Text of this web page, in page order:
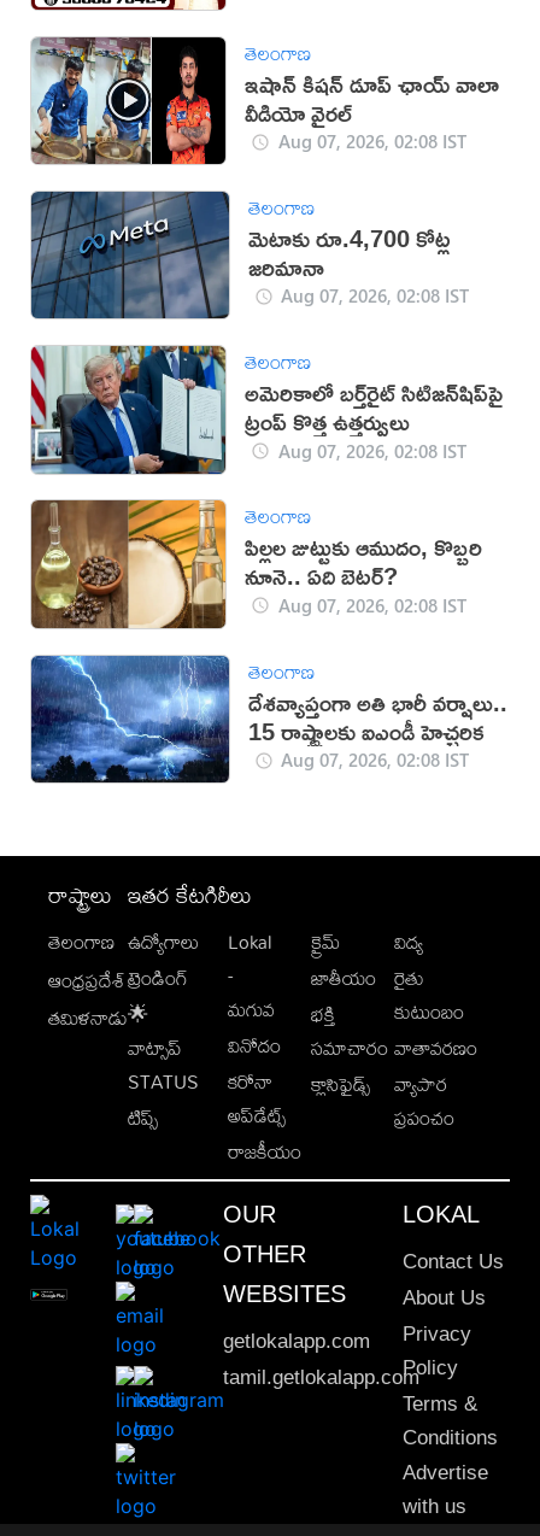
తెలంగాణ
ఇషాన్ కిషన్ డూప్ ఛాయ్ వాలా
వీడియో వైరల్
Aug 07, 2026, 02:08 IST
తెలంగాణ
మెటాకు రూ.4,700 కోట్ల
జరిమానా
Aug 07, 2026, 02:08 IST
తెలంగాణ
అమెరికాలో బర్త్‌రైట్ సిటిజన్‌షిప్‌పై
ట్రంప్ కొత్త ఉత్తర్వులు
Aug 07, 2026, 02:08 IST
తెలంగాణ
పిల్లల జుట్టుకు ఆముదం, కొబ్బరి
నూనె.. ఏది బెటర్?
Aug 07, 2026, 02:08 IST
తెలంగాణ
దేశవ్యాప్తంగా అతి భారీ వర్షాలు..
15 రాష్ట్రాలకు ఐఎండీ హెచ్చరిక
Aug 07, 2026, 02:08 IST
రాష్ట్రాలు
తెలంగాణ
ఆంధ్రప్రదేశ్
తమిళనాడు
ఇతర కేటగిరీలు
ఉద్యోగాలు
ట్రెండింగ్
🌟
వాట్సాప్
STATUS
టిప్స్
Lokal
-
మగువ
వినోదం
కరోనా
అప్‌డేట్స్
రాజకీయం
క్రైమ్
జాతీయం
భక్తి
సమాచారం
క్లాసిఫైడ్స్
విద్య
రైతు
కుటుంబం
వాతావరణం
వ్యాపార
ప్రపంచం
OUR
OTHER
WEBSITES
getlokalapp.com
tamil.getlokalapp.com
LOKAL
Contact Us
About Us
Privacy
Policy
Terms &
Conditions
Advertise
with us